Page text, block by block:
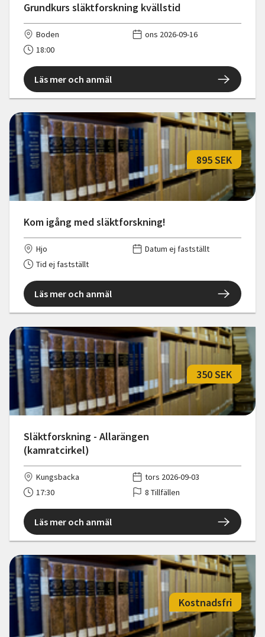
Grundkurs släktforskning kvällstid
Boden
ons 2026-09-16
18:00
Läs mer och anmäl
Kom igång med släktforskning!
895 SEK
Hjo
Datum ej fastställt
Tid ej fastställt
Läs mer och anmäl
Släktforskning - Allarängen
(kamratcirkel)
350 SEK
Kungsbacka
tors 2026-09-03
17:30
8 Tillfällen
Läs mer och anmäl
Kostnadsfri